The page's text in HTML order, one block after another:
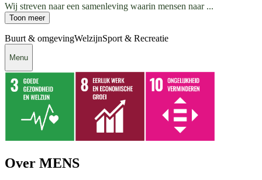
Wij streven naar een samenleving waarin mensen naar ...
Toon meer
Buurt & omgevingWelzijnSport & Recreatie
Menu
Over MENS